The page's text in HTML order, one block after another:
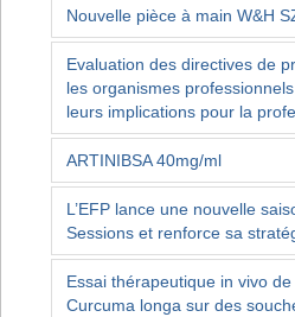
Nouvelle pièce à main W&H
Evaluation des directives de
les organismes
leurs implications pour la
ARTINIBSA 40mg/ml
L’EFP lance une nouvelle
Sessions et renforce sa
Essai thérapeutique in vivo
Curcuma longa sur des